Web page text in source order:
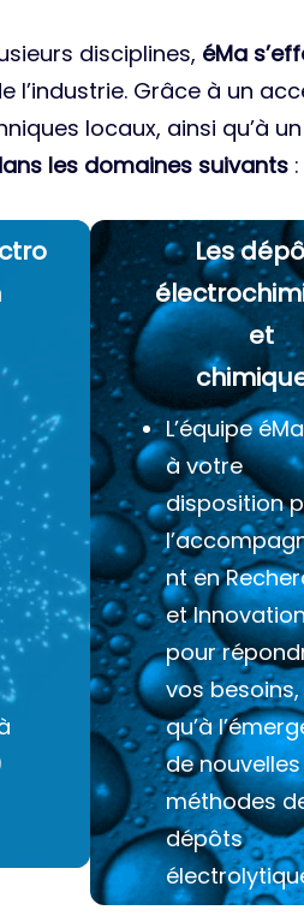
disciplines, éMa
l’industrie. Grâce à un
locaux, ainsi qu’à
les domaines suivants :
Les
et
L’équipe
à votre
disposition
nt en
et
pour
vos
qu’à
de nouvelles
méthodes
dépôts